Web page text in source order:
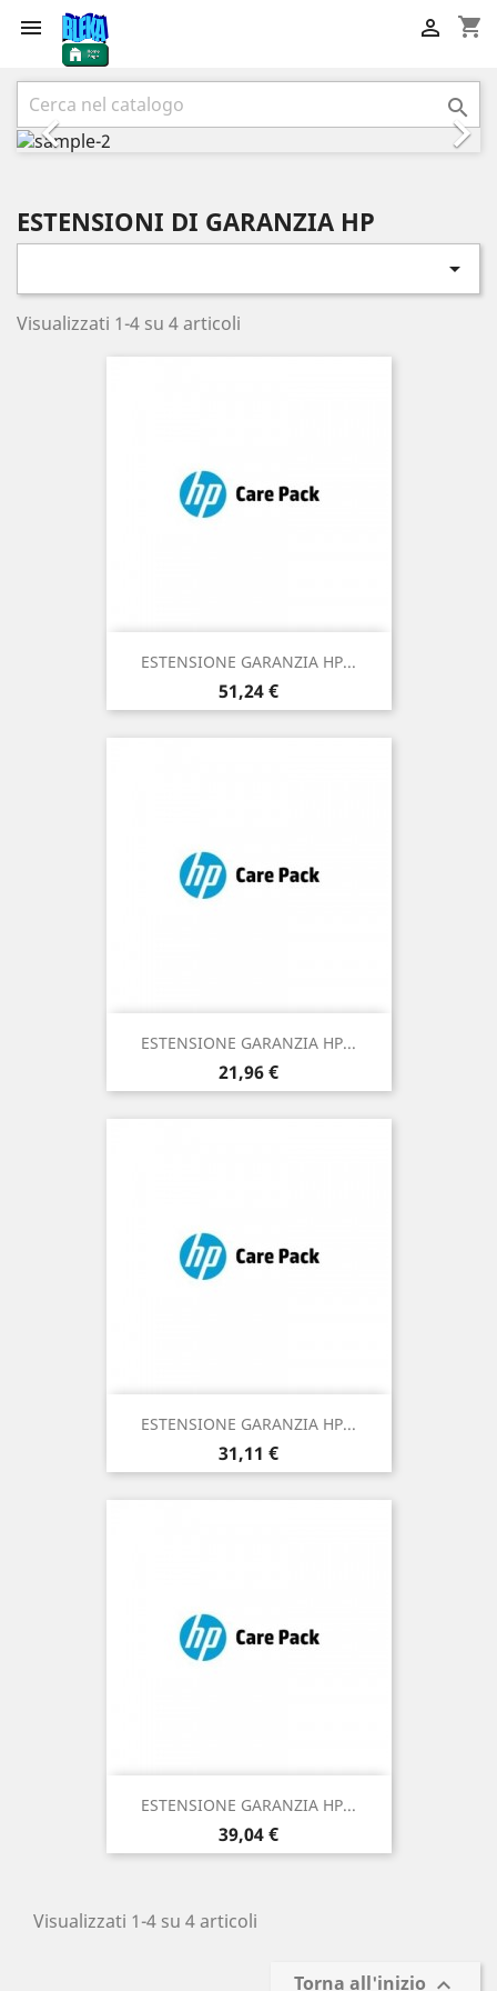
 shopping_cart



Precedente

ESTENSIONI DI GARANZIA HP

Visualizzati 1-4 su 4 articoli
ESTENSIONE GARANZIA HP...
Prezzo
51,24 €
ESTENSIONE GARANZIA HP...
Prezzo
21,96 €
ESTENSIONE GARANZIA HP...
Prezzo
31,11 €
ESTENSIONE GARANZIA HP...
Prezzo
39,04 €
Visualizzati 1-4 su 4 articoli
Torna all'inizio 